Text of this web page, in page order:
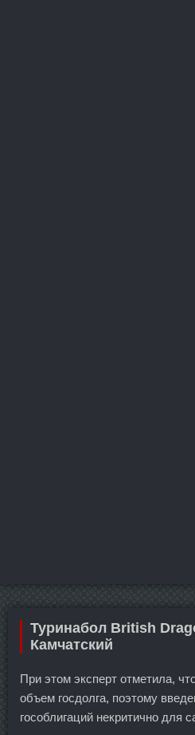
Туринабол British
Камчатский
При этом эксперт отметила,
объем госдолга, поэтому
гособлигаций некритично для